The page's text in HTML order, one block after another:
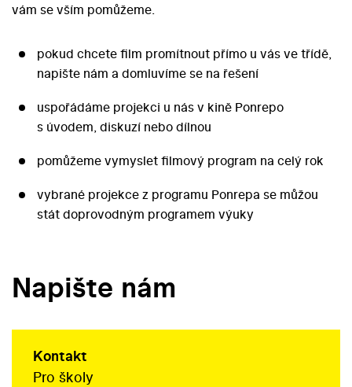
vám se vším pomůžeme.
pokud chcete film promítnout přímo u vás ve třídě,
napište nám a domluvíme se na řešení
uspořádáme projekci u nás v kině Ponrepo
s úvodem, diskuzí nebo dílnou
pomůžeme vymyslet filmový program na celý rok
vybrané projekce z programu Ponrepa se můžou
stát doprovodným programem výuky
Napište nám
Kontakt
Pro školy